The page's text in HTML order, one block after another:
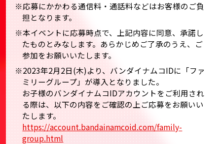
※応募にかかわる通信料・通話料などはお客様のご負
担となります。
※本イベントに応募時点で、上記内容に同意、承諾し
たものとみなします。あらかじめご了承のうえ、ご
参加をお願いいたします。
※2023年2月2日(木)より、バンダイナムコIDに「ファ
ミリーグループ」が導入となりました。
お子様のバンダイナムコIDアカウントをご利用され
る際は、以下の内容をご確認の上ご応募をお願いい
たします。
https://account.bandainamcoid.com/family-
group.html